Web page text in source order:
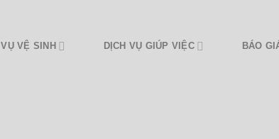
VỆ SINH DỊCH VỤ GIÚP VIỆC BÁO